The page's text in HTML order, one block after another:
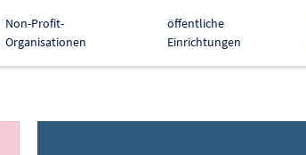
Non-Profit-
Organisationen
öffentliche
Einrichtungen